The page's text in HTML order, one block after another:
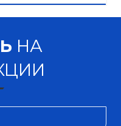
НА